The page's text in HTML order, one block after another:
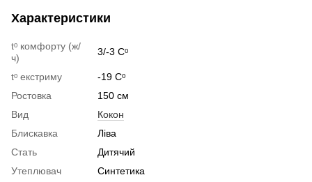
Характеристики
tᵒ комфорту (ж/
ч)
3/-3 Сᵒ
tᵒ екстриму
-19 Сᵒ
Ростовка
150 см
Вид
Кокон
Блискавка
Ліва
Стать
Дитячий
Утеплювач
Синтетика